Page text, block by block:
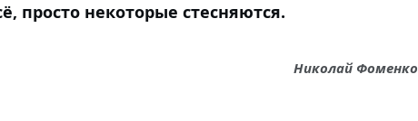
просто некоторые стесняются.
Николай Фоменко